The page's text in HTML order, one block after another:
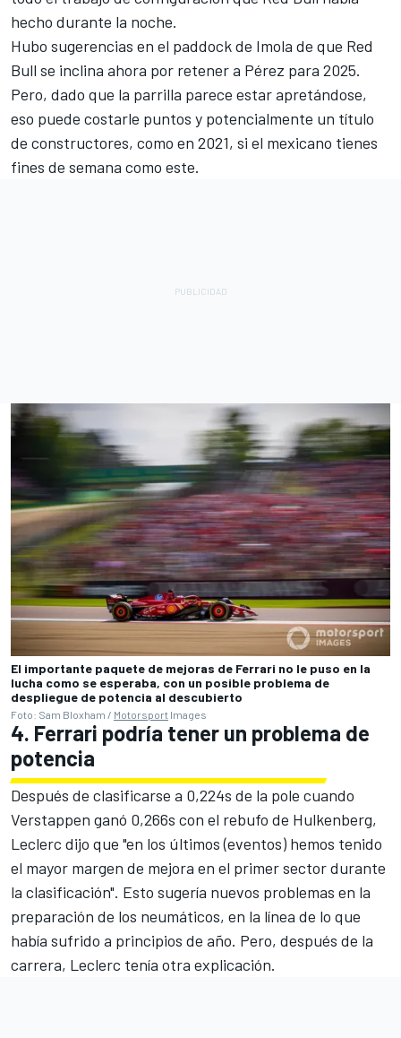
hecho durante la noche.
Hubo sugerencias en el paddock de Imola de que Red
Bull se inclina ahora por retener a Pérez para 2025.
Pero, dado que la parrilla parece estar apretándose,
eso puede costarle puntos y potencialmente un título
de constructores, como en 2021, si el mexicano tienes
fines de semana como este.
El importante paquete de mejoras de Ferrari no le puso en la
lucha como se esperaba, con un posible problema de
despliegue de potencia al descubierto
Foto: Sam Bloxham / Motorsport Images
4. Ferrari podría tener un problema de
potencia
Después de clasificarse a 0,224s de la pole cuando
Verstappen ganó 0,266s con el rebufo de Hulkenberg,
Leclerc dijo que "en los últimos (eventos) hemos tenido
el mayor margen de mejora en el primer sector durante
la clasificación". Esto sugería nuevos problemas en la
preparación de los neumáticos, en la línea de lo que
había sufrido a principios de año. Pero, después de la
carrera, Leclerc tenía otra explicación.